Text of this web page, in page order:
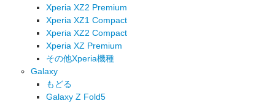
Xperia XZ2 Premium
Xperia XZ1 Compact
Xperia XZ2 Compact
Xperia XZ Premium
その他Xperia機種
Galaxy
もどる
Galaxy Z Fold5